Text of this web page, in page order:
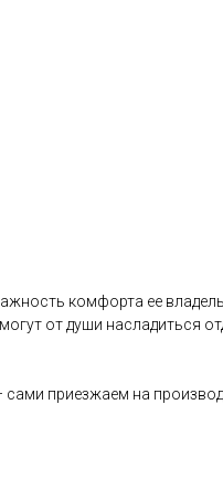
комфорта ее
от души насладиться
приезжаем на